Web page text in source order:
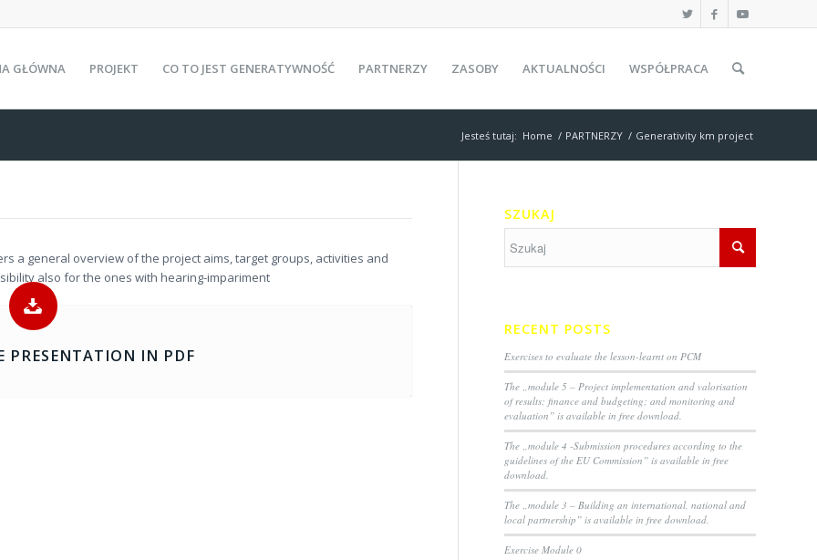
GŁÓWNA PROJEKT CO TO JEST GENERATYWNOŚĆ PARTNERZY ZASOBY AKTUALNOŚCI WSPÓŁPRACA
Jesteś tutaj: Home / PARTNERZY / Generativity km project
a general overview of the project aims, target groups, activities and
also for the ones with hearing-impariment
PRESENTATION IN PDF
SZUKAJ
RECENT POSTS
Exercises to evaluate the lesson-learnt on PCM
The „module 5 – Project implementation and valorisation
of results; finance and budgeting; and monitoring and
evaluation” is available in free download.
The „module 4 -Submission procedures according to the
guidelines of the EU Commission” is available in free
download.
The „module 3 – Building an international, national and
local partnership” is available in free download.
Exercise Module 0